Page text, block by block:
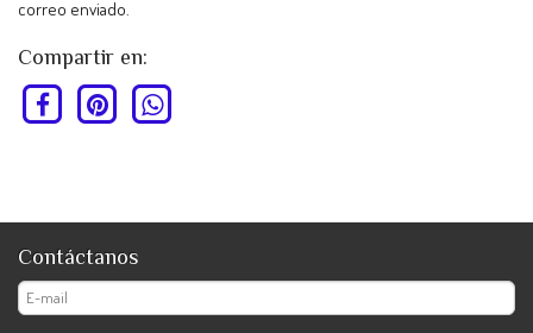
correo enviado.
Compartir en:
Contáctanos